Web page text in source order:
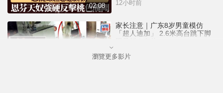
02:08 12小时前
家长注意｜广东8岁男童模仿
「超人迪加」 2.6米高台跳下脚
中国
瀏覽更多影片